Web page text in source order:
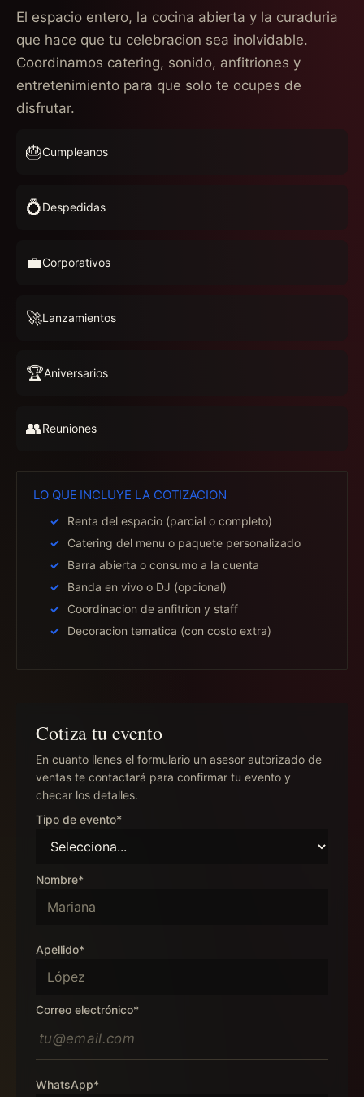
El espacio entero, la cocina abierta y la curaduria
que hace que tu celebracion sea inolvidable.
Coordinamos catering, sonido, anfitriones y
entretenimiento para que solo te ocupes de
disfrutar.
🎂Cumpleanos
💍Despedidas
💼Corporativos
🚀Lanzamientos
🏆Aniversarios
👥Reuniones
LO QUE INCLUYE LA COTIZACION
Renta del espacio (parcial o completo)
Catering del menu o paquete personalizado
Barra abierta o consumo a la cuenta
Banda en vivo o DJ (opcional)
Coordinacion de anfitrion y staff
Decoracion tematica (con costo extra)
Cotiza tu evento
En cuanto llenes el formulario un asesor autorizado de
ventas te contactará para confirmar tu evento y
checar los detalles.
Tipo de evento*
Nombre*
Apellido*
Correo electrónico*
WhatsApp*